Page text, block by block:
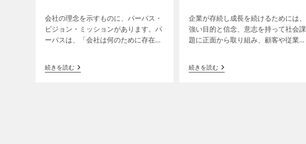
会社の理念を示すものに、パーパス・
ビジョン・ミッションがあります。パ
ーパスは、「会社は何のために存在す
目的とする未来の姿です。ミッシ…
続きを読む
企業が存続し成長を続けるためには、
強い目的と信念、意志を持って社会課
題に正面から取り組み、顧客や従業
かれる）会社である必要が増してい…
続きを読む